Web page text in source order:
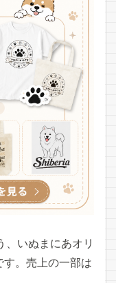
、いぬまにあオリ
。売上の一部は